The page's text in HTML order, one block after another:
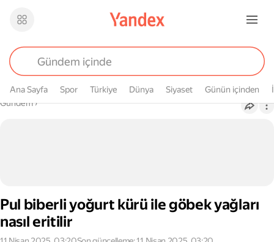
Ana Sayfa Spor Türkiye Dünya Siyaset Günün içinden
Buradasın
Gündem›
Pul biberli yoğurt kürü ile göbek yağları
nasıl eritilir